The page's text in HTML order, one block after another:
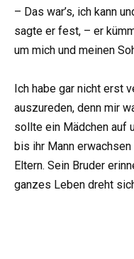
– Das war’s, ich kann
sagte er fest, – er
um mich und meinen
Ich habe gar nicht erst
auszureden, denn mir
sollte ein Mädchen auf
bis ihr Mann
Eltern. Sein Bruder
ganzes Leben dreht